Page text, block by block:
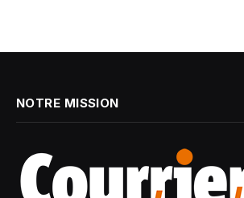
NOTRE MISSION